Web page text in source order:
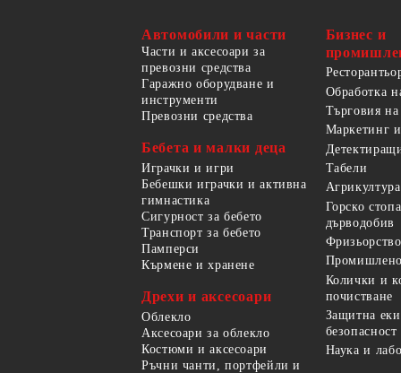
Автомобили и части
Части и аксесоари за
превозни средства
Гаражно оборудване и
инструменти
Превозни средства
Бебета и малки деца
Играчки и игри
Бебешки играчки и активна
гимнастика
Сигурност за бебето
Транспорт за бебето
Памперси
Кърмене и хранене
Дрехи и аксесоари
Облекло
Аксесоари за облекло
Костюми и аксесоари
Ръчни чанти, портфейли и
Бизнес и
Обработка
Търговия
Маркетинг
Табели
Агрикултура
Горско
дърводобив
Колички и
почистване
Защитна
Наука и